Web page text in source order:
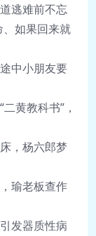
逃难前不忘
如果回来就
中小朋友要
黄教科书”，
，杨六郎梦
瑜老板查作
发器质性病